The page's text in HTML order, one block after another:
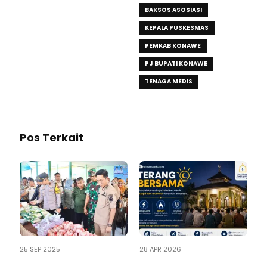
BAKSOS ASOSIASI
KEPALA PUSKESMAS
PEMKAB KONAWE
PJ BUPATI KONAWE
TENAGA MEDIS
Pos Terkait
25 SEP 2025 28 APR 2026